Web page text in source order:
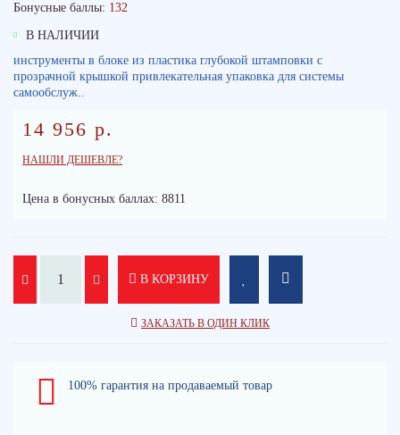
Бонусные баллы: 132
В НАЛИЧИИ
инструменты в блоке из пластика глубокой штамповки с
прозрачной крышкой привлекательная упаковка для системы
самообслуж..
14 956 р.
НАШЛИ ДЕШЕВЛЕ?
Цена в бонусных баллах: 8811
В КОРЗИНУ
ЗАКАЗАТЬ В ОДИН КЛИК
100% гарантия на продаваемый товар